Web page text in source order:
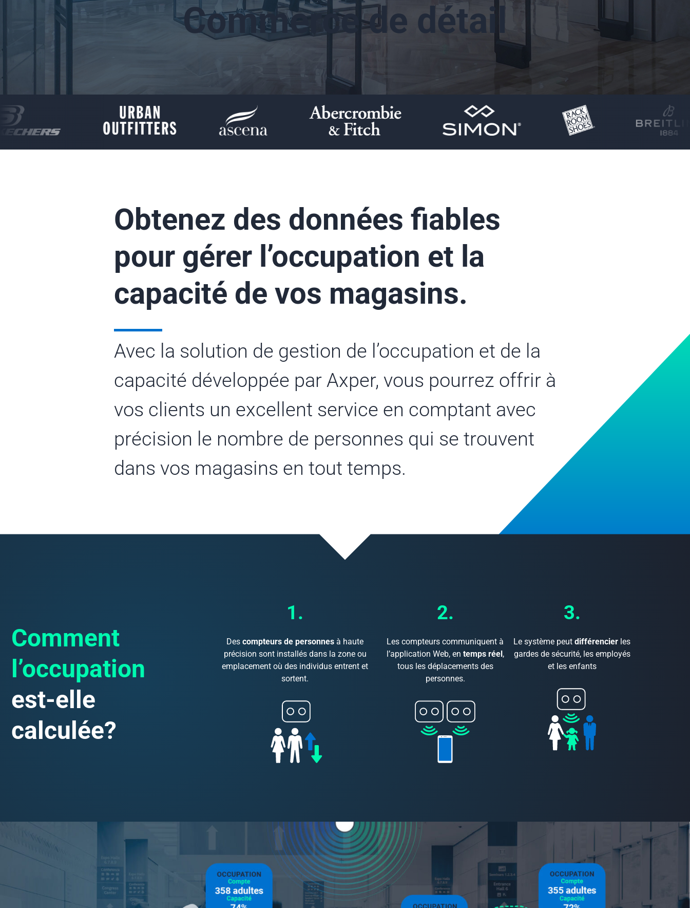
Commerce de détail
Obtenez des données fiables
pour gérer l’occupation et la
capacité de vos magasins.
Avec la solution de gestion de l’occupation et de la
capacité développée par Axper, vous pourrez offrir à
vos clients un excellent service en comptant avec
précision le nombre de personnes qui se trouvent
dans vos magasins en tout temps.
Comment
l’occupation
est-elle
calculée?
1.
Des compteurs de personnes à haute
précision sont installés dans la zone ou
emplacement où des individus entrent et
sortent.
2.
Les compteurs communiquent à
l’application Web, en temps réel ,
tous les déplacements des
personnes.
3.
Le système peut différencier les
gardes de sécurité, les employés
et les enfants